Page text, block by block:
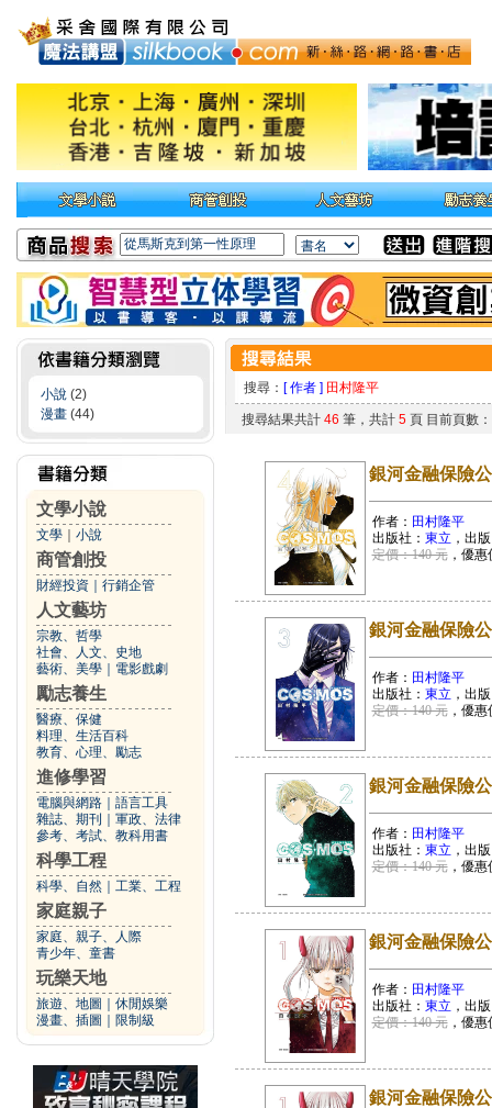
小說 (2)
漫畫 (44)
文學小說
文學 小說
商管創投
財經投資 行銷企管
人文藝坊
宗教、哲學
社會、人文、史地
藝術、美學
電影戲劇
勵志養生
醫療、保健
料理、生活百科
教育、心理、勵志
進修學習
電腦與網路
語言工具
雜誌、期刊
軍政、法律
參考、考試、教科用書
科學工程
科學、自然 工業、工程
家庭親子
家庭、親子、人際
青少年、童書
玩樂天地
旅遊、地圖
休閒娛樂
漫畫、插圖
限制級
搜尋： [ 作者 ] 田村隆平
搜尋結果共計 46 筆，共計 5頁 目前頁數
銀河金融保險
作者： 田村隆平
出版社： 東立 ，出
定價：140 元，優惠
銀河金融保險
作者： 田村隆平
出版社： 東立 ，出
定價：140 元，優惠
銀河金融保險
作者： 田村隆平
出版社： 東立 ，出
定價：140 元，優惠
銀河金融保險
作者： 田村隆平
出版社： 東立 ，出
定價：140 元，優惠
銀河金融保險